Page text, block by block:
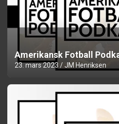
Amerikansk Fotball
23. mars 2023 JM Henriksen